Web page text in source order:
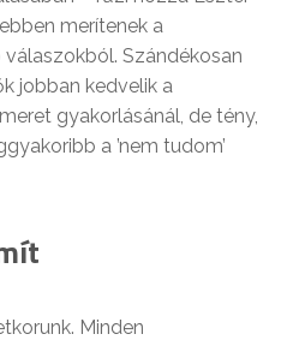
merítenek a
Szándékosan
jobban kedvelik a
gyakorlásánál, de tény,
a ’nem tudom’
Minden